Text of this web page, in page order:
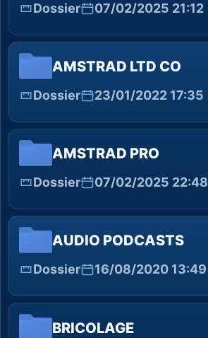
Dossier 07/02/2025 21:12
AMSTRAD LTD CO
Dossier 23/01/2022 17:35
AMSTRAD PRO
Dossier 07/02/2025 22:48
AUDIO PODCASTS
Dossier 16/08/2020 13:49
BRICOLAGE